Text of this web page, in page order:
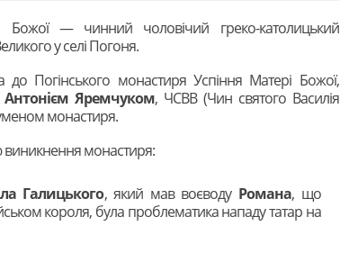
Божої — чинний чоловічий греко-католицький
у селі Погоня.
до Погінського монастиря Успіння Матері Божої,
Антонієм Яремчуком, ЧСВВ (Чин святого Василія
монастиря.
виникнення монастиря:
Галицького, який мав воєводу Романа, що
короля, була проблематика нападу татар на